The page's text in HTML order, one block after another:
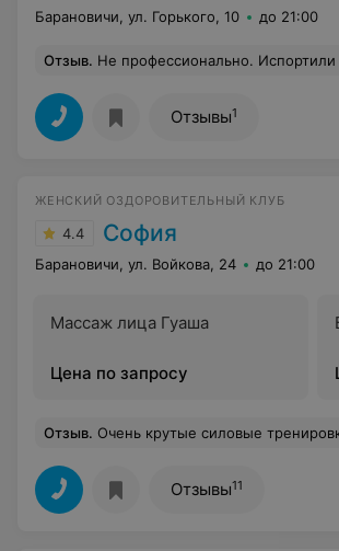
Барановичи, ул. Горького, 10 до 21:00
Отзыв. Не профессионально. Испортили
Отзывы1
ЖЕНСКИЙ ОЗДОРОВИТЕЛЬНЫЙ КЛУБ
4.4 София
Барановичи, ул. Войкова, 24 до 21:00
Массаж лица Гуаша
Цена по запросу
Отзыв. Очень крутые силовые тренировки у тренера Елены. После занятия горит огнём все! Лена
Отзывы11